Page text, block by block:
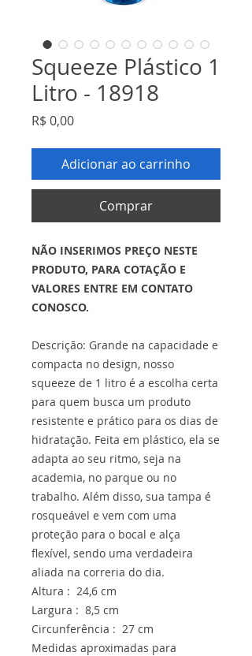
Squeeze Plástico 1
Litro - 18918
R$ 0,00Preço
Adicionar ao carrinho
Comprar
NÃO INSERIMOS PREÇO NESTE
PRODUTO, PARA COTAÇÃO E
VALORES ENTRE EM CONTATO
CONOSCO.
Descrição: Grande na capacidade e
compacta no design, nosso
squeeze de 1 litro é a escolha certa
para quem busca um produto
resistente e prático para os dias de
hidratação. Feita em plástico, ela se
adapta ao seu ritmo, seja na
academia, no parque ou no
trabalho. Além disso, sua tampa é
rosqueável e vem com uma
proteção para o bocal e alça
flexível, sendo uma verdadeira
aliada na correria do dia.
Altura : 24,6 cm
Largura : 8,5 cm
Circunferência : 27 cm
Medidas aproximadas para